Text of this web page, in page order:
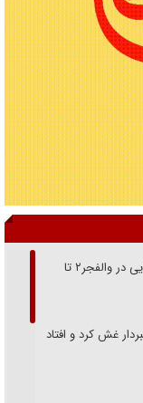
از گمنام‌ترین فرماندهان شهید جنگ رمضان/ از شناسایی در والفجر۲ تا
غش کرد و افتاد